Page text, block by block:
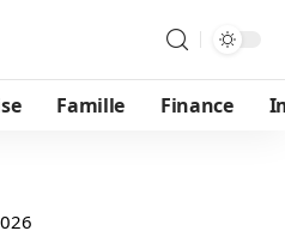
Famille Finance